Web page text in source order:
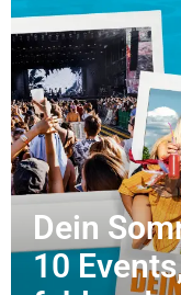
Dein
10